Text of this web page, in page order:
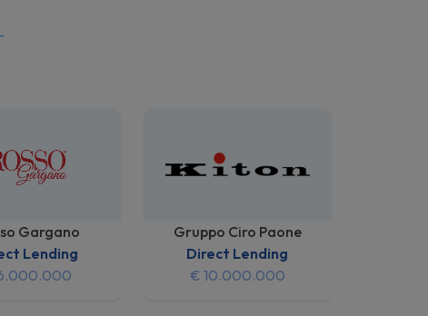
Gargano
Lending
Gruppo Ciro Paone
Direct Lending
€ 10.000.000